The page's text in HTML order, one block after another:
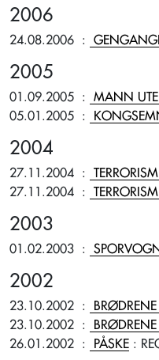
2006
24.08.2006 :
2005
01.09.2005 : MANN
05.01.2005 :
2004
27.11.2004 :
27.11.2004 :
2003
01.02.2003 :
2002
23.10.2002 : BRØDRENE
23.10.2002 : BRØDRENE
26.01.2002 : PÅSKE :